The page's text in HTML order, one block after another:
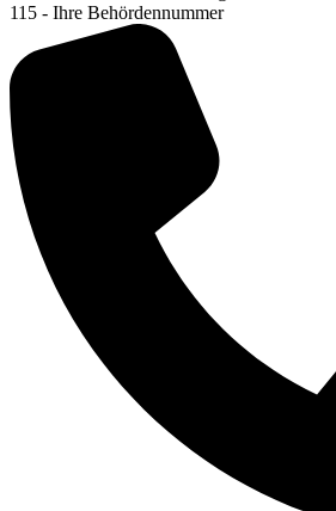
115 - Ihre Behördennummer